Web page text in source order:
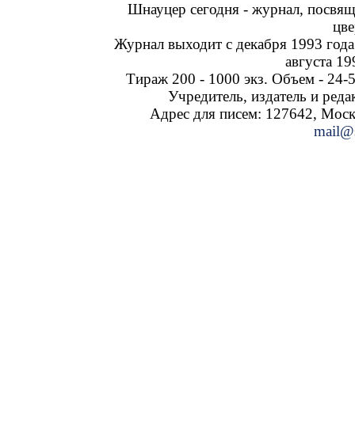
Шнауцер сегодня - журнал,
Журнал выходит с декабря 1993
августа
Тираж 200 - 1000 экз. Объем - 24-
Учредитель, издатель и
Адрес для писем: 127642,